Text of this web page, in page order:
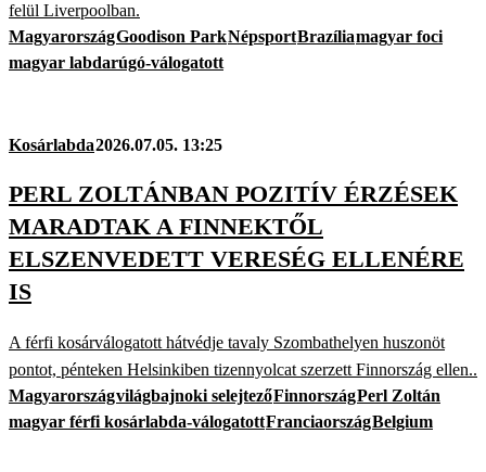
felül Liverpoolban.
MagyarországGoodison ParkNépsportBrazíliamagyar foci
magyar labdarúgó-válogatott
Kosárlabda2026.07.05. 13:25
PERL ZOLTÁNBAN POZITÍV ÉRZÉSEK
MARADTAK A FINNEKTŐL
ELSZENVEDETT VERESÉG ELLENÉRE
IS
A férfi kosárválogatott hátvédje tavaly Szombathelyen huszonöt
pontot, pénteken Helsinkiben tizennyolcat szerzett Finnország ellen..
Magyarországvilágbajnoki selejtezőFinnországPerl Zoltán
magyar férfi kosárlabda-válogatottFranciaországBelgium